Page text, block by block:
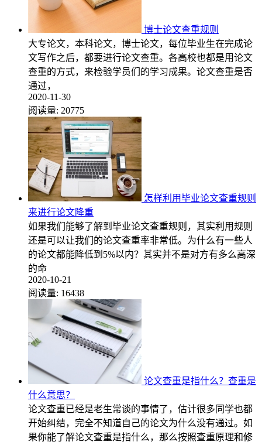
博士论文查重规则
大专论文，本科论文，博士论文，每位毕业生在完成论
文写作之后，都要进行论文查重。各高校也都是用论文
查重的方式，来检验学员们的学习成果。论文查重是否
通过，
2020-11-30
阅读量: 20775
怎样利用毕业论文查重规则
来进行论文降重
如果我们能够了解到毕业论文查重规则，其实利用规则
还是可以让我们的论文查重率非常低。为什么有一些人
的论文都能降低到5%以内？其实并不是对方有多么高深
的命
2020-10-21
阅读量: 16438
论文查重是指什么？查重是
什么意思？
论文查重已经是老生常谈的事情了，估计很多同学也都
开始纠结，完全不知道自己的论文为什么没有通过。如
果你能了解论文查重是指什么，那么按照查重原理和修